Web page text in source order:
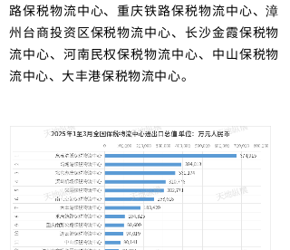
路保税物流中心、重庆铁路保税物流中心、漳
州台商投资区保税物流中心、长沙金霞保税物
流中心、河南民权保税物流中心、中山保税物
流中心、大丰港保税物流中心。